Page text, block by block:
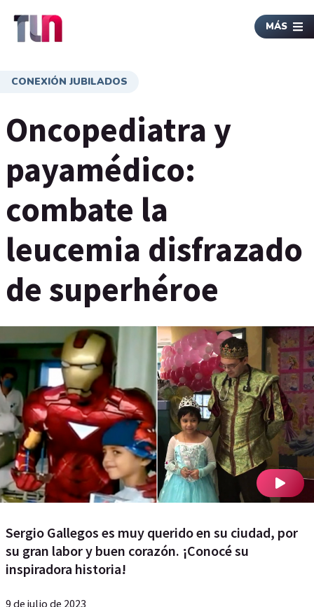
MÁS
CONEXIÓN JUBILADOS
Oncopediatra y
payamédico:
combate la
leucemia disfrazado
de superhéroe
Sergio Gallegos es muy querido en su ciudad, por
su gran labor y buen corazón. ¡Conocé su
inspiradora historia!
9 de julio de 2023